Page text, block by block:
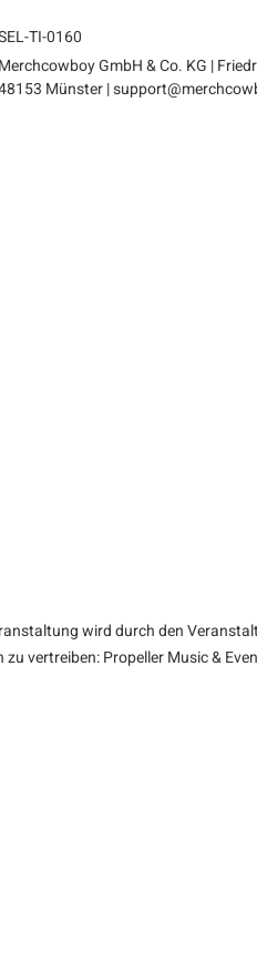
TI-0160
Merchcowboy GmbH & Co. KG |
Münster |
wird durch den
vertreiben: Propeller Music &